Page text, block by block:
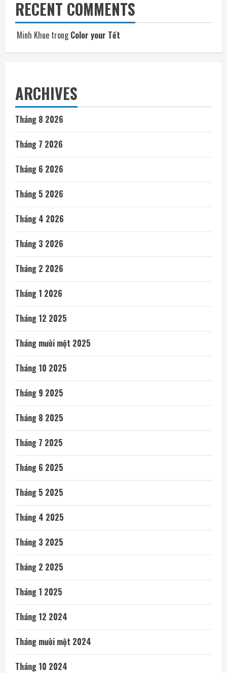
RECENT COMMENTS
Minh Khue trongColor your Tết
ARCHIVES
Tháng 8 2026
Tháng 7 2026
Tháng 6 2026
Tháng 5 2026
Tháng 4 2026
Tháng 3 2026
Tháng 2 2026
Tháng 1 2026
Tháng 12 2025
Tháng mười một 2025
Tháng 10 2025
Tháng 9 2025
Tháng 8 2025
Tháng 7 2025
Tháng 6 2025
Tháng 5 2025
Tháng 4 2025
Tháng 3 2025
Tháng 2 2025
Tháng 1 2025
Tháng 12 2024
Tháng mười một 2024
Tháng 10 2024